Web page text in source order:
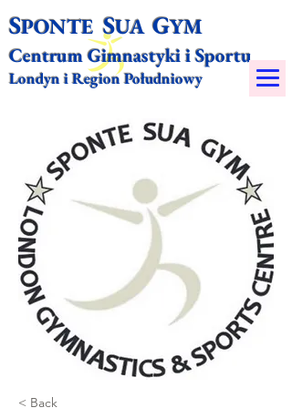
SPONTESUAGYM​
Centrum Gimnastyki i Sportu
Londyn i Region Południowy
< Back